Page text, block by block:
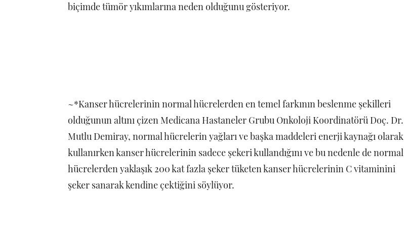
biçimde tümör yıkımlarına neden olduğunu gösteriyor.
~*Kanser hücrelerinin normal hücrelerden en temel farkının beslenme şekilleri
olduğunun altını çizen Medicana Hastaneler Grubu Onkoloji Koordinatörü Doç. Dr.
Mutlu Demiray, normal hücrelerin yağları ve başka maddeleri enerji kaynağı olarak
kullanırken kanser hücrelerinin sadece şekeri kullandığını ve bu nedenle de normal
hücrelerden yaklaşık 200 kat fazla şeker tüketen kanser hücrelerinin C vitaminini
şeker sanarak kendine çektiğini söylüyor.